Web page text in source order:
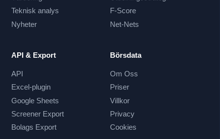
Teknisk analys
Nyheter
F-Score
Net-Nets
API & Export
API
Excel-plugin
Google Sheets
Screener Export
Bolags Export
Börsdata
Om Oss
Priser
Villkor
Privacy
Cookies